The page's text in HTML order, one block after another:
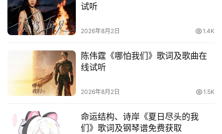
试听
2026年8月2日 1.4K
陈伟霆《哪怕我们》歌词及歌曲在
线试听
2026年8月2日 1.5K
命运结构、诗岸《夏日尽头的我
们》歌词及钢琴谱免费获取